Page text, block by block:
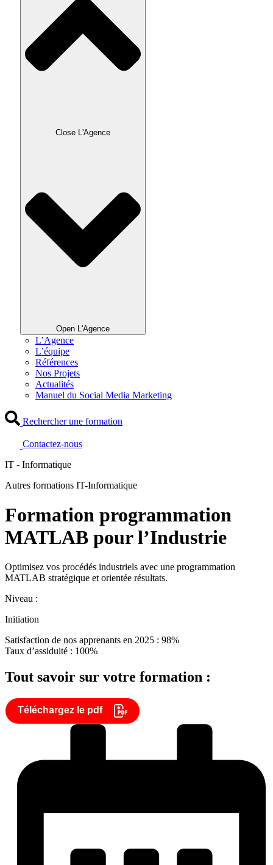
Close L'Agence
Open L'Agence
L’Agence
L’équipe
Références
Nos Projets
Actualités
Manuel du Social Media Marketing
Rechercher une formation
Contactez-nous
IT - Informatique
Autres formations IT-Informatique
Formation programmation
MATLAB pour l’Industrie
Optimisez vos procédés industriels avec une programmation
MATLAB stratégique et orientée résultats.
Niveau :
Initiation
Satisfaction de nos apprenants en 2025 : 98%
Taux d’assiduité : 100%
Tout savoir sur votre formation :
Téléchargez le pdf